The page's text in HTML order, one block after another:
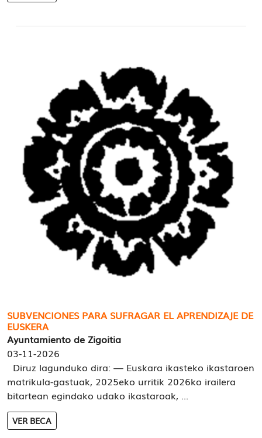
SUBVENCIONES PARA SUFRAGAR EL APRENDIZAJE DE
EUSKERA
Ayuntamiento de Zigoitia
03-11-2026
Diruz lagunduko dira: — Euskara ikasteko ikastaroen
matrikula-gastuak, 2025eko urritik 2026ko irailera
bitartean egindako udako ikastaroak, ...
VER BECA